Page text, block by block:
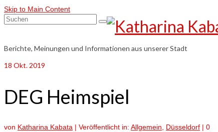
Skip to Main Content
Suchen
Berichte, Meinungen und Informationen aus unserer Stadt
18 Okt. 2019
DEG Heimspiel
von Katharina Kabata | Veröffentlicht in: Allgemein Düsseldorf | 0